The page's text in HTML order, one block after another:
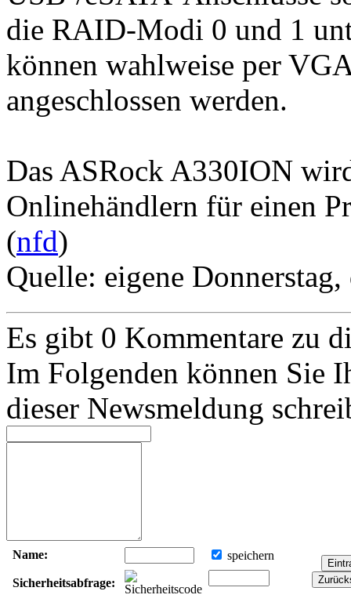
die RAID-Modi 0 und 1
können wahlweise per
angeschlossen werden.
Das ASRock A330ION
Onlinehändlern für einen
(nfd)
Quelle: eigene
Es gibt 0 Kommentare zu
Im Folgenden können Sie
dieser Newsmeldung
Name: speichern
Sicherheitsabfrage: